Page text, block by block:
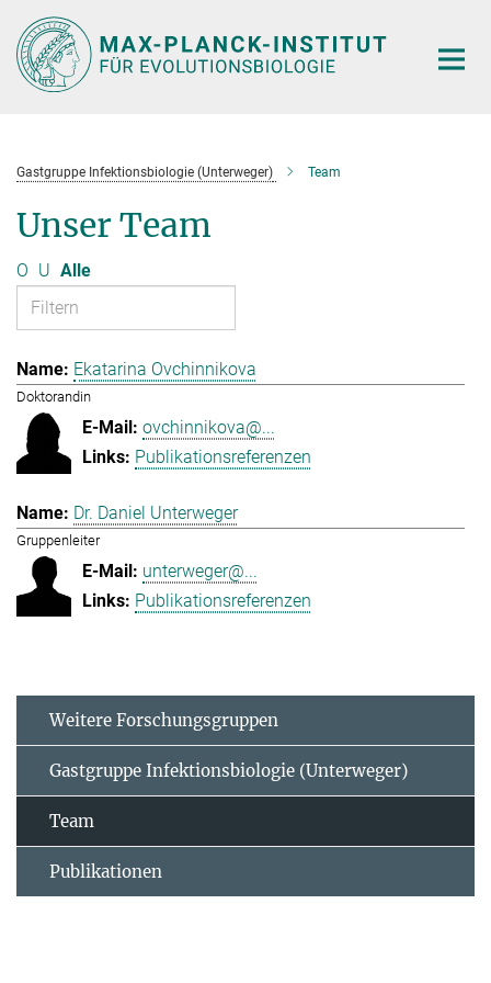
Hauptinhalt
Gastgruppe Infektionsbiologie (Unterweger) Team
Unser Team
O U Alle
Ekatarina Ovchinnikova
Doktorandin
ovchinnikova@...
Publikationsreferenzen
Dr. Daniel Unterweger
Gruppenleiter
unterweger@...
Publikationsreferenzen
Weitere Forschungsgruppen
Gastgruppe Infektionsbiologie (Unterweger)
Team
Publikationen